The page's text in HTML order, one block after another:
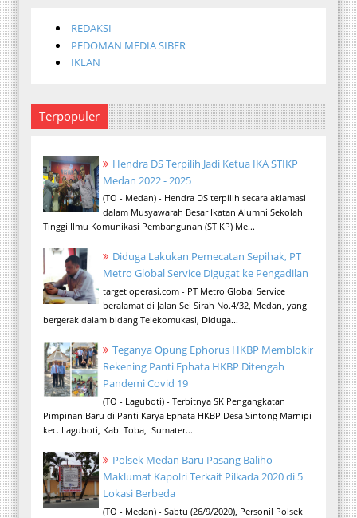
REDAKSI
PEDOMAN MEDIA SIBER
IKLAN
Terpopuler
Hendra DS Terpilih Jadi Ketua IKA STIKP
Medan 2022 - 2025
(TO - Medan) - Hendra DS terpilih secara aklamasi
dalam Musyawarah Besar Ikatan Alumni Sekolah
Tinggi Ilmu Komunikasi Pembangunan (STIKP) Me...
Diduga Lakukan Pemecatan Sepihak, PT
Metro Global Service Digugat ke Pengadilan
target operasi.com - PT Metro Global Service
beralamat di Jalan Sei Sirah No.4/32, Medan, yang
bergerak dalam bidang Telekomukasi, Diduga...
Teganya Opung Ephorus HKBP Memblokir
Rekening Panti Ephata HKBP Ditengah
Pandemi Covid 19
(TO - Laguboti) - Terbitnya SK Pengangkatan
Pimpinan Baru di Panti Karya Ephata HKBP Desa Sintong Marnipi
kec. Laguboti, Kab. Toba, Sumater...
Polsek Medan Baru Pasang Baliho
Maklumat Kapolri Terkait Pilkada 2020 di 5
Lokasi Berbeda
(TO - Medan) - Sabtu (26/9/2020), Personil Polsek